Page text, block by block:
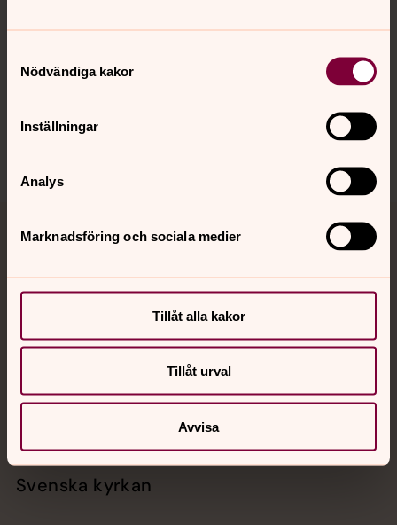
Nödvändiga kakor
Inställningar
Analys
Marknadsföring och sociala medier
Tillåt alla kakor
Tillåt urval
Avvisa
Hitta snabbt
Jourhavande präst
Akut samtals- och krisstöd. Prata eller chatta anonymt
Chatt
Telefon 112
Svenska kyrkan